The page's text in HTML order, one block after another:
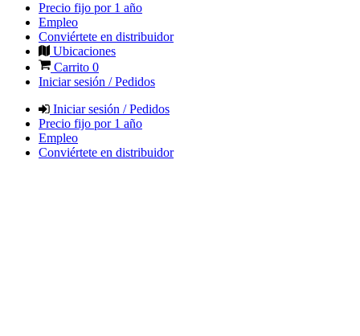
Precio fijo por 1 año
Empleo
Conviértete en distribuidor
Ubicaciones
Carrito 0
Iniciar sesión / Pedidos
Iniciar sesión / Pedidos
Precio fijo por 1 año
Empleo
Conviértete en distribuidor